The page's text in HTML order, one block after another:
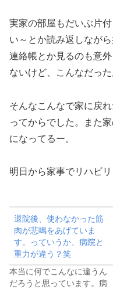
実家の部屋もだいぶ片
い～とか読み返しなが
連絡帳とか見るのも意
ないけど、こんなだった
そんなこんなで家に戻
ってからでした。また
になってるー。
明日から家事でリハビ
退院後、使わなかった筋
肉が悲鳴をあげていま
す。っていうか、病院と
重力が違う？笑
本当に何でこんなに違うん
だろうと思っています。病